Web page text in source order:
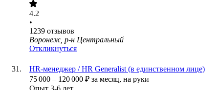
4.2
•
1239 отзывов
Воронеж, р-н Центральный
Откликнуться
HR-менеджер / HR Generalist (в единственном лице)
75 000 – 120 000 ₽ за месяц, на руки